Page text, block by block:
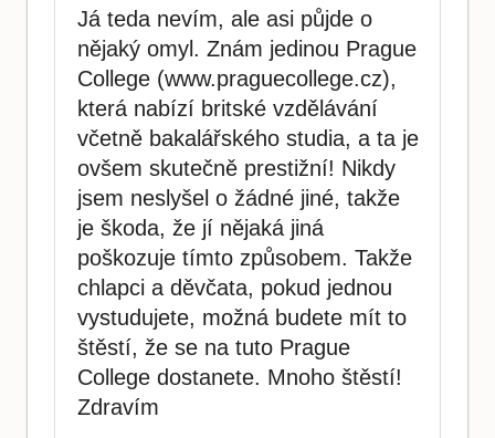
Já teda nevím, ale asi půjde o
nějaký omyl. Znám jedinou Prague
College (www.praguecollege.cz),
která nabízí britské vzdělávání
včetně bakalářského studia, a ta je
ovšem skutečně prestižní! Nikdy
jsem neslyšel o žádné jiné, takže
je škoda, že jí nějaká jiná
poškozuje tímto způsobem. Takže
chlapci a děvčata, pokud jednou
vystudujete, možná budete mít to
štěstí, že se na tuto Prague
College dostanete. Mnoho štěstí!
Zdravím